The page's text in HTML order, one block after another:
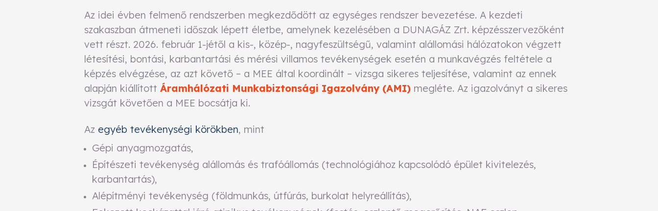
Az idei évben felmenő rendszerben megkezdődött az egységes rendszer bevezetése. A kezdeti
szakaszban átmeneti időszak lépett életbe, amelynek kezelésében a DUNAGÁZ Zrt. képzésszervezőként
vett részt. 2026. február 1-jétől a kis-, közép-, nagyfeszültségű, valamint alállomási hálózatokon végzett
létesítési, bontási, karbantartási és mérési villamos tevékenységek esetén a munkavégzés feltétele a
képzés elvégzése, az azt követő – a MEE által koordinált – vizsga sikeres teljesítése, valamint az ennek
alapján kiállított Áramhálózati Munkabiztonsági Igazolvány (AMI) megléte. Az igazolványt a sikeres
vizsgát követően a MEE bocsátja ki.
Az egyéb tevékenységi körökben, mint
Gépi anyagmozgatás,
Építészeti tevékenység alállomás és trafóállomás (technológiához kapcsolódó épület kivitelezés,
karbantartás),
Alépítményi tevékenység (földmunkás, útfúrás, burkolat helyreállítás),